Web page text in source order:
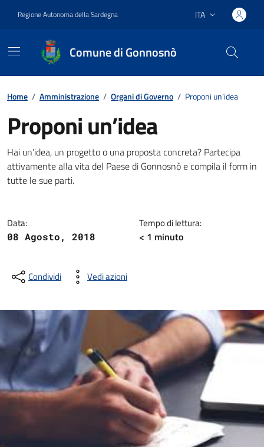
Regione Autonoma della Sardegna Lingua attiva:
ITA
Comune di Gonnosnò
Home / Amministrazione / Organi di Governo / Proponi un’idea
Proponi un’idea
Dettagli della notizia
Hai un’idea, un progetto o una proposta concreta? Partecipa
attivamente alla vita del Paese di Gonnosnò e compila il form in
tutte le sue parti.
Data:
08 Agosto, 2018
Tempo di lettura:
< 1 minuto
Condividi Vedi azioni